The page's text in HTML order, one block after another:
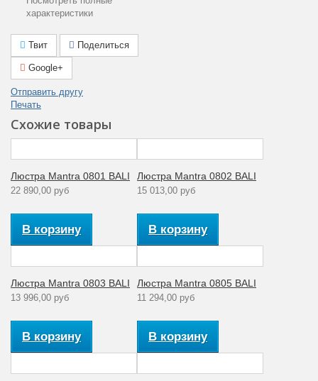
планка
освещения
(м2)
8
Общая
мощность (Вт)
Гарантия
производителя
12
поверхности
арматуры
Глянцевый
Мощность
Материал
арматуры
Металл
Количество
ламп
характеристики
Твит Поделиться
Google+
Отправить другу
Печать
Схожие товары
Люстра Mantra 0801 BALI
22 890,00 руб
В корзину
Люстра Mantra 0802 BALI
15 013,00 руб
В корзину
Люстра Mantra 0803 BALI
13 996,00 руб
В корзину
Люстра Mantra 0805 BALI
11 294,00 руб
В корзину